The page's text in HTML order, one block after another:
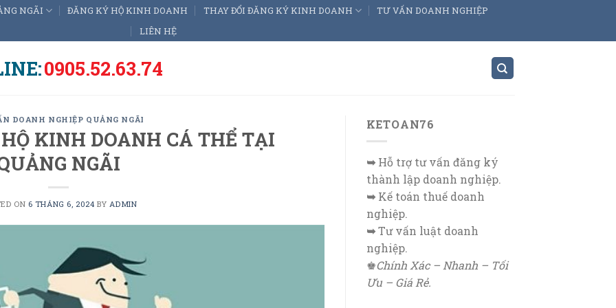
NGÃI ĐĂNG KÝ HỘ KINH DOANH THAY ĐỔI ĐĂNG KÝ KINH DOANH
TƯ VẤN DOANH NGHIỆP
LIÊN HỆ
0905.52.63.74
DOANH NGHIỆP QUẢNG NGÃI
KINH DOANH CÁ THỂ TẠI
NGÃI
ON 6 THÁNG 6, 2024 BY ADMIN
KETOAN76
➥Hỗ trợ tư vấn đăng ký
thành lập doanh nghiệp.
➥Kế toán thuế doanh
nghiệp.
➥Tư vấn luật doanh
nghiệp.
♚Chính Xác – Nhanh – Tối
Ưu – Giá Rẻ.